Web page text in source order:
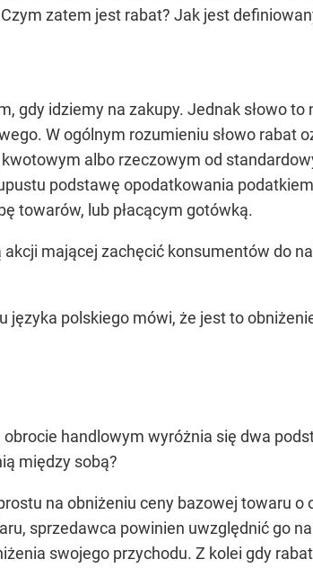
zatem jest rabat? Jak jest
gdy idziemy na zakupy. Jednak słowo
W ogólnym rozumieniu słowo rabat
albo rzeczowym od
podstawę opodatkowania
towarów, lub płacącym gotówką.
mającej zachęcić konsumentów do
języka polskiego mówi, że jest to
handlowym wyróżnia się dwa
między sobą?
na obniżeniu ceny bazowej towaru
sprzedawca powinien uwzględnić go
swojego przychodu. Z kolei gdy